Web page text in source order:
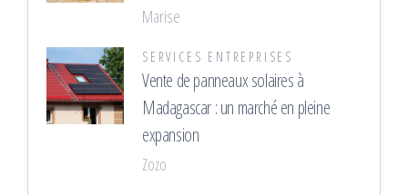
Marise
SERVICES ENTREPRISES
Vente de panneaux solaires à
Madagascar : un marché en pleine
expansion
Zozo